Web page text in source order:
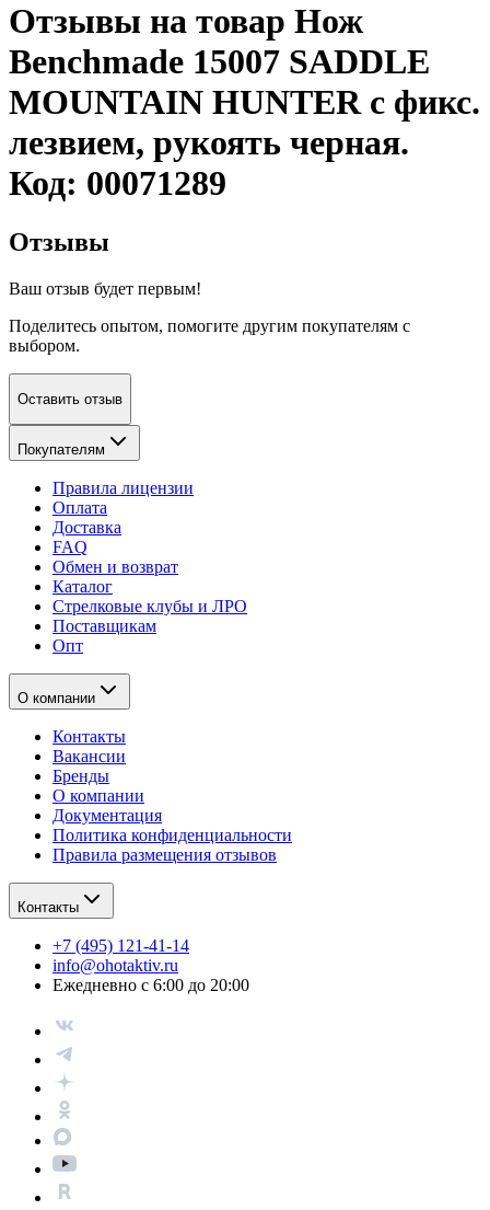
Отзывы на товар Нож
Benchmade 15007 SADDLE
MOUNTAIN HUNTER c фикс.
лезвием, рукоять черная.
Код: 00071289
Отзывы
Ваш отзыв будет первым!
Поделитесь опытом, помогите другим покупателям с
выбором.
Оставить отзыв
Покупателям
Правила лицензии
Оплата
Доставка
FAQ
Обмен и возврат
Каталог
Стрелковые клубы и ЛРО
Поставщикам
Опт
О компании
Контакты
Вакансии
Бренды
О компании
Документация
Политика конфиденциальности
Правила размещения отзывов
Контакты
+7 (495) 121-41-14
info@ohotaktiv.ru
Ежедневно с 6:00 до 20:00